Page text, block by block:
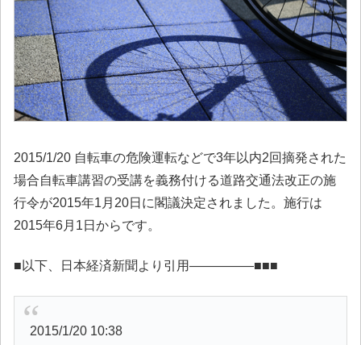
2015/1/20 自転車の危険運転などで3年以内2回摘発された
場合自転車講習の受講を義務付ける道路交通法改正の施
行令が2015年1月20日に閣議決定されました。施行は
2015年6月1日からです。
■以下、日本経済新聞より引用—————■■■
2015/1/20 10:38